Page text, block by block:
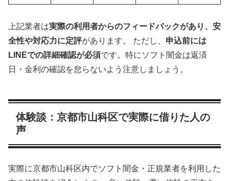
上記業者は実際の利用者からのフィードバックがあり、安
全性や対応力に定評があります。 ただし、 申込前には
LINEでの詳細確認が必須です。特にソフト闇金は返済
日・金利の確認を怠らないよう注意しましょう。
体験談：京都市山科区で実際に借りた人の
声
実際に京都市山科区内でソフト闇金・正規業者を利用した